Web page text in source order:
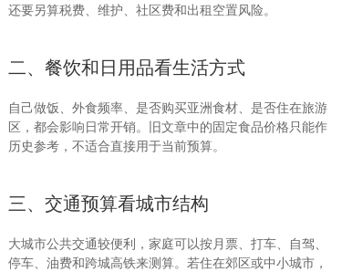
还要另算税费、维护、社区费和出租空置风险。
二、餐饮和日用品看生活方式
自己做饭、外食频率、是否购买亚洲食材、是否住在旅游
区，都会影响日常开销。旧文章中的固定食品价格只能作
历史参考，不适合直接用于当前预算。
三、交通预算看城市结构
大城市公共交通较便利，家庭可以按月票、打车、自驾、
停车、油费和跨城高铁来测算。若住在郊区或中小城市，